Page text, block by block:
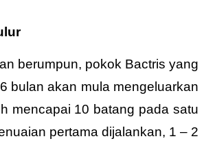
berumpun, pokok Bactris yang
bulan akan mula mengeluarkan
mencapai 10 batang pada satu
pertama dijalankan, 1 – 2